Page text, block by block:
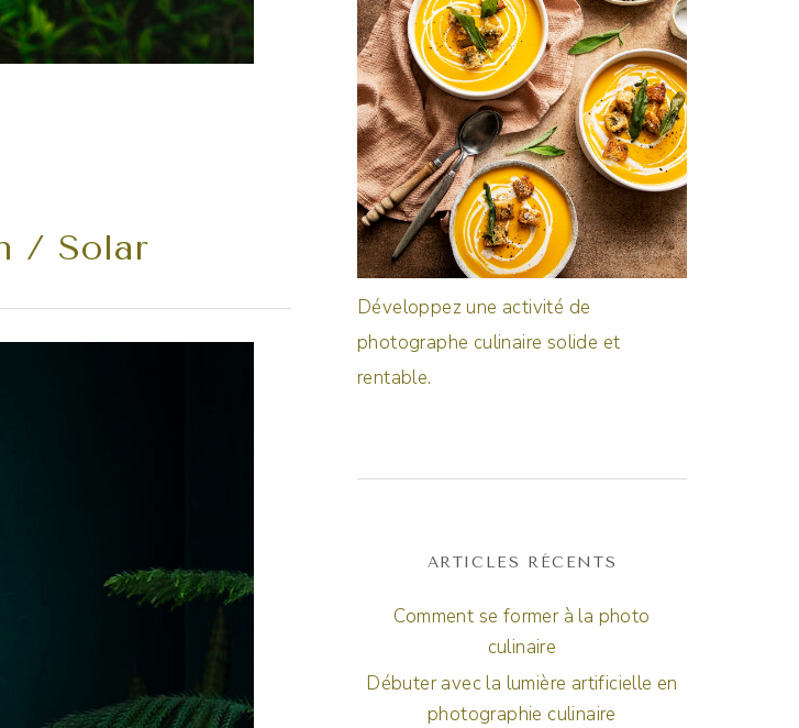
/ Solar
Développez une activité de
photographe culinaire solide et
rentable.
ARTICLES RÉCENTS
Comment se former à la photo
culinaire
Débuter avec la lumière artificielle en
photographie culinaire